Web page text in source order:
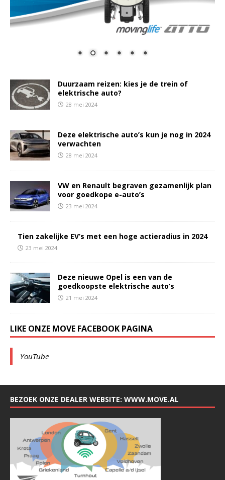
Duurzaam reizen: kies je de trein of
elektrische auto?
28 mei 2024
Deze elektrische auto’s kun je nog in 2024
verwachten
28 mei 2024
VW en Renault begraven gezamenlijk plan
voor goedkope e-auto’s
23 mei 2024
Tien zakelijke EV’s met een hoge actieradius in 2024
23 mei 2024
Deze nieuwe Opel is een van de
goedkoopste elektrische auto’s
21 mei 2024
LIKE ONZE MOVE FACEBOOK PAGINA
YouTube
BEZOEK ONZE DEALER WEBSITE: WWW.MOVE.AL